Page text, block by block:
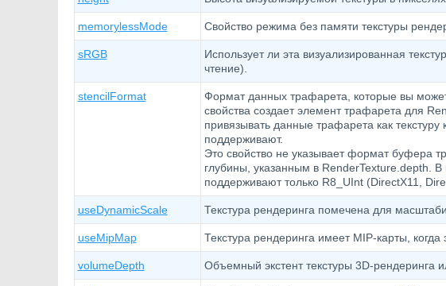
memorylessMode Свойство режима без памяти текстуры
sRGB
Использует ли эта визуализированная
чтение).
stencilFormat
Формат данных трафарета, которые вы
свойства создает элемент трафарета для
привязывать данные трафарета как
поддерживают.
Это свойство не указывает формат буфера
глубины, указанным в RenderTexture.depth.
поддерживают только R8_UInt (DirectX11,
useDynamicScale Текстура рендеринга помечена для
useMipMap Текстура рендеринга имеет MIP-карты, когда
volumeDepth Объемный экстент текстуры 3D-рендеринга